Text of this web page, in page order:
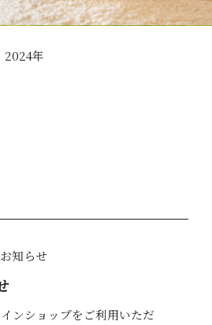
2024年
知らせ
ンショップをご利用いただ